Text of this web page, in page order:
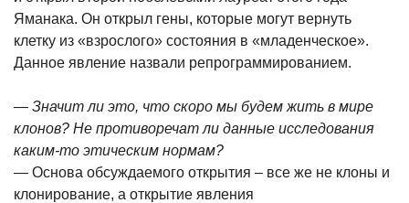
Яманака. Он открыл гены, которые могут вернуть
клетку из «взрослого» состояния в «младенческое».
Данное явление назвали репрограммированием.
— Значит ли это, что скоро мы будем жить в мире
клонов? Не противоречат ли данные исследования
каким-то этическим нормам?
— Основа обсуждаемого открытия – все же не клоны и
клонирование, а открытие явления